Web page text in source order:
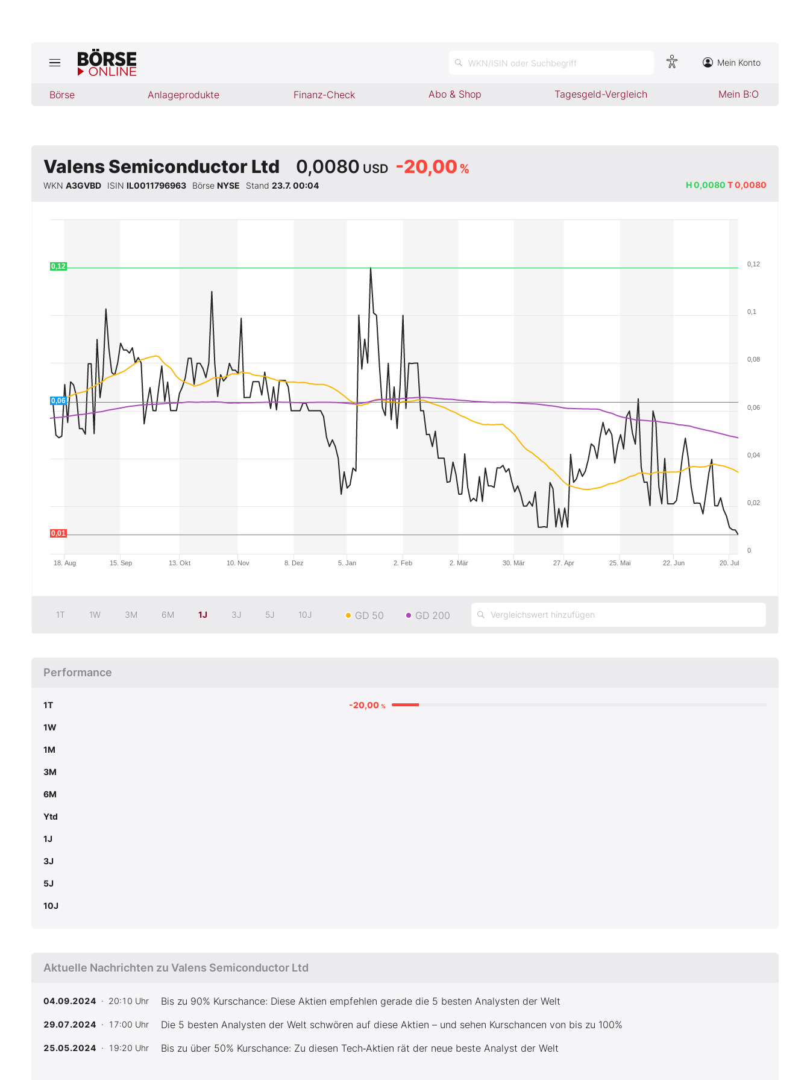
WKN/ISIN oder Suchbegriff Mein Konto
Börse Anlageprodukte Finanz-Check Abo & Shop Tagesgeld-Vergleich Mein B:O
Börse
Finanz-Check
Abo & Shop
BO-Musterdepots
Mein Konto
Folgen Sie uns
Kontakt
Valens Semiconductor Ltd -20,00 %
0,0080 USD
H0,0080 T0,0080
WKN A3GVBD ISIN IL0011796963 Börse NYSE Stand 23.7. 00:04
18. Aug 15. Sep 13. Okt 10. Nov 8. Dez 5. Jan 2. Feb 2. Mär 30. Mär 27. Apr 25. Mai 22. Jun 20. Jul
0
0,02
0,04
0,06
0,08
0,1
0,12
0,06
0,01
0,12
1T 1W 3M 6M 1J 3J 5J 10J GD 50 GD 200
Performance
1T -20,00 %
1W
1M
3M
6M
Ytd
1J
3J
5J
10J
Aktuelle Nachrichten zu Valens Semiconductor Ltd
04.09.2024 · 20:10 Uhr Bis zu 90% Kurschance: Diese Aktien empfehlen gerade die 5 besten Analysten der Welt
29.07.2024 · 17:00 Uhr Die 5 besten Analysten der Welt schwören auf diese Aktien – und sehen Kurschancen von bis zu 100%
25.05.2024 · 19:20 Uhr Bis zu über 50% Kurschance: Zu diesen Tech‑Aktien rät der neue beste Analyst der Welt